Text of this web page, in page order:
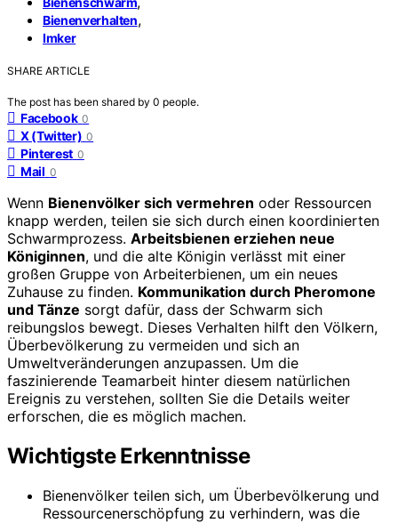
Bienenverhalten,
Imker
SHARE ARTICLE
The post has been shared by 0 people.
Facebook 0
X (Twitter) 0
Pinterest 0
Mail 0
Wenn Bienenvölker sich vermehren oder Ressourcen
knapp werden, teilen sie sich durch einen koordinierten
Schwarmprozess. Arbeitsbienen erziehen neue
Königinnen, und die alte Königin verlässt mit einer
großen Gruppe von Arbeiterbienen, um ein neues
Zuhause zu finden. Kommunikation durch Pheromone
und Tänze sorgt dafür, dass der Schwarm sich
reibungslos bewegt. Dieses Verhalten hilft den Völkern,
Überbevölkerung zu vermeiden und sich an
Umweltveränderungen anzupassen. Um die
faszinierende Teamarbeit hinter diesem natürlichen
Ereignis zu verstehen, sollten Sie die Details weiter
erforschen, die es möglich machen.
Wichtigste Erkenntnisse
Bienenvölker teilen sich, um Überbevölkerung und
Ressourcenerschöpfung zu verhindern, was die